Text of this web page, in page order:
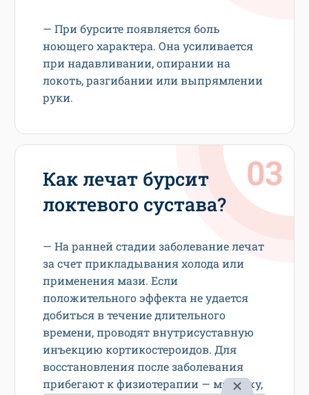
— При бурсите появляется боль
ноющего характера. Она усиливается
при надавливании, опирании на
локоть, разгибании или выпрямлении
руки.
Как лечат бурсит
локтевого сустава?
— На ранней стадии заболевание лечат
за счет прикладывания холода или
применения мази. Если
положительного эффекта не удается
добиться в течение длительного
времени, проводят внутрисуставную
инъекцию кортикостероидов. Для
восстановления после заболевания
прибегают к физиотерапии — массажу,